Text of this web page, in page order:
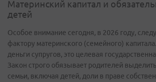
Материнский капитал и
детей
Особое внимание сегодня, в 2026 году,
фактору материнского (семейного)
деньги супругов, это целевая
Закон строго обязывает родителей
семьи, включая детей, доли в праве